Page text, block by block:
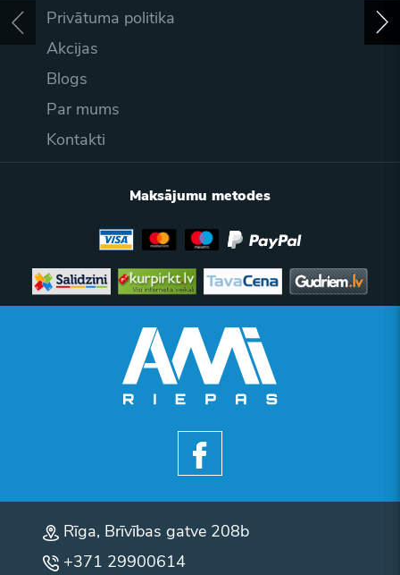
Privātuma politika
Akcijas
Blogs
Par mums
Kontakti
Maksājumu metodes
Rīga, Brīvības gatve 208b
+371 29900614